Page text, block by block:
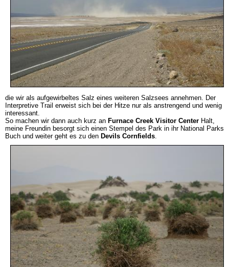
die wir als aufgewirbeltes Salz eines weiteren Salzsees annehmen. Der
Interpretive Trail erweist sich bei der Hitze nur als anstrengend und wenig
interessant.
So machen wir dann auch kurz an Furnace Creek Visitor Center Halt,
meine Freundin besorgt sich einen Stempel des Park in ihr National Parks
Buch und weiter geht es zu den Devils Cornfields